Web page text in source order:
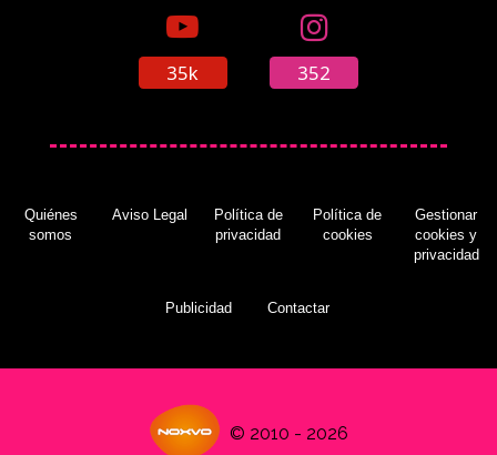
35k 352
Quiénes
somos
Aviso Legal
Política de
privacidad
Política de
cookies
Gestionar
cookies y
privacidad
Publicidad Contactar
© 2010 - 2026